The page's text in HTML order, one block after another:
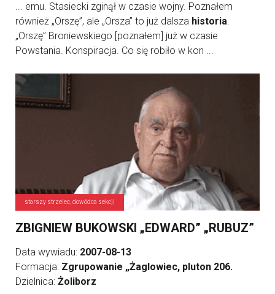
... emu. Stasiecki zginął w czasie wojny. Poznałem
również „Orszę”, ale „Orsza” to już dalsza historia.
„Orszę” Broniewskiego [poznałem] już w czasie
Powstania. Konspiracja. Co się robiło w kon ...
starszy strzelec, dowódca sekcji
ZBIGNIEW BUKOWSKI „EDWARD” „RUBUZ”
Data wywiadu: 2007-08-13
Formacja: Zgrupowanie „Żaglowiec, pluton 206.
Dzielnica: Żoliborz